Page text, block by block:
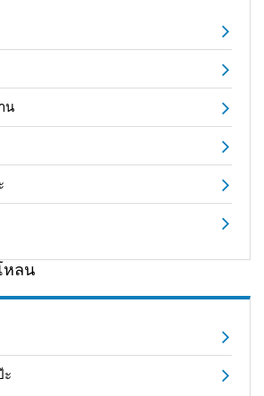
น
หลน
ะ